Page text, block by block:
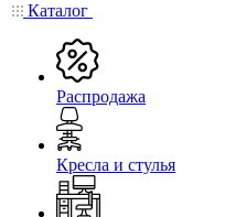
Каталог
Распродажа
Кресла и стулья